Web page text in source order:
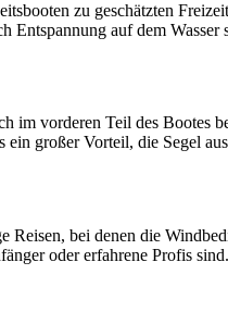
zu geschätzten
Entspannung auf dem Wasser
im vorderen Teil des Bootes
großer Vorteil, die Segel
bei denen die
oder erfahrene Profis sind.